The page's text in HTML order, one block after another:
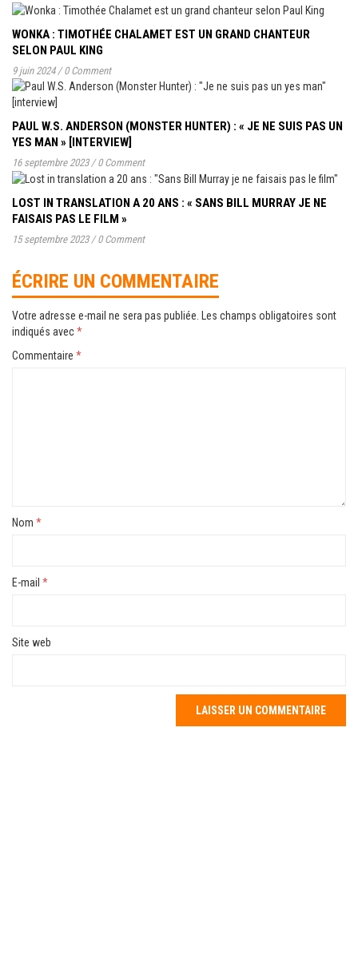
WONKA : TIMOTHÉE CHALAMET EST UN GRAND CHANTEUR
SELON PAUL KING
9 juin 2024 / 0 Comment
PAUL W.S. ANDERSON (MONSTER HUNTER) : « JE NE SUIS PAS UN
YES MAN » [INTERVIEW]
16 septembre 2023 / 0 Comment
LOST IN TRANSLATION A 20 ANS : « SANS BILL MURRAY JE NE
FAISAIS PAS LE FILM »
15 septembre 2023 / 0 Comment
ÉCRIRE UN COMMENTAIRE
Votre adresse e-mail ne sera pas publiée. Les champs obligatoires sont
indiqués avec*
Commentaire *
Nom *
E-mail *
Site web